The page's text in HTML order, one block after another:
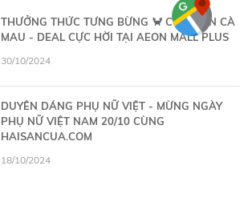
THƯỞNG THỨC TƯNG BỪNG 🦀 CUA BIỂN CÀ
MAU - DEAL CỰC HỜI TẠI AEON MALL PLUS
30/10/2024
DUYÊN DÁNG PHỤ NỮ VIỆT - MỪNG NGÀY
PHỤ NỮ VIỆT NAM 20/10 CÙNG
HAISANCUA.COM
18/10/2024